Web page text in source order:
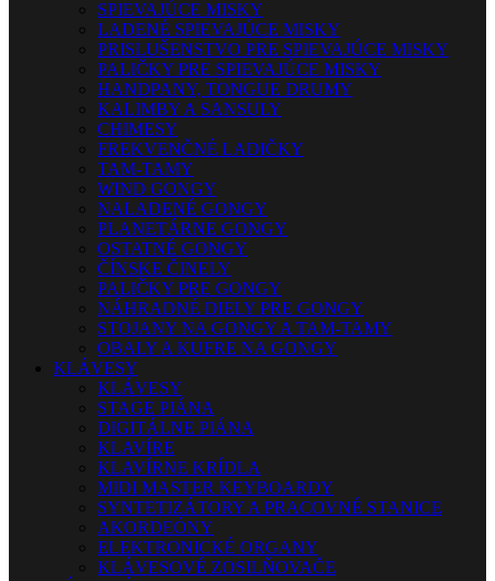
SPIEVAJÚCE MISKY
LADENÉ SPIEVAJÚCE MISKY
PRISLUŠENSTVO PRE SPIEVAJÚCE MISKY
PALIČKY PRE SPIEVAJÚCE MISKY
HANDPANY, TONGUE DRUMY
KALIMBY A SANSULY
CHIMESY
FREKVENČNÉ LADIČKY
TAM-TAMY
WIND GONGY
NALADENÉ GONGY
PLANETÁRNE GONGY
OSTATNÉ GONGY
ČÍNSKE ČINELY
PALIČKY PRE GONGY
NÁHRADNÉ DIELY PRE GONGY
STOJANY NA GONGY A TAM-TAMY
OBALY A KUFRE NA GONGY
KLÁVESY
KLÁVESY
STAGE PIÁNA
DIGITÁLNE PIÁNA
KLAVÍRE
KLAVÍRNE KRÍDLA
MIDI MASTER KEYBOARDY
SYNTETIZÁTORY A PRACOVNÉ STANICE
AKORDEÓNY
ELEKTRONICKÉ ORGANY
KLÁVESOVÉ ZOSILŇOVAČE